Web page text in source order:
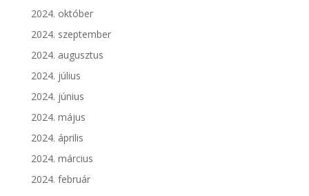
2024. október
2024. szeptember
2024. augusztus
2024. július
2024. június
2024. május
2024. április
2024. március
2024. február